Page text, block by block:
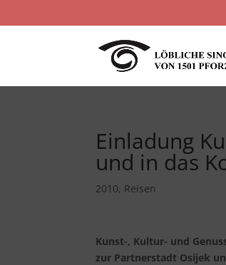
Einladung
und in das
2010, Reisen
Kunst-, Kultur- und
zur Partnerstadt Osijek